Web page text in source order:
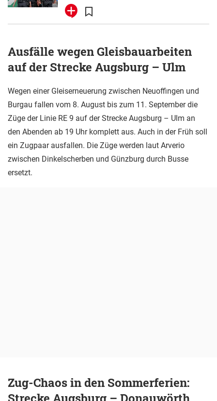
Ausfälle wegen Gleisbauarbeiten
auf der Strecke Augsburg – Ulm
Wegen einer Gleiserneuerung zwischen Neuoffingen und
Burgau fallen vom 8. August bis zum 11. September die
Züge der Linie RE 9 auf der Strecke Augsburg – Ulm an
den Abenden ab 19 Uhr komplett aus. Auch in der Früh soll
ein Zugpaar ausfallen. Die Züge werden laut Arverio
zwischen Dinkelscherben und Günzburg durch Busse
ersetzt.
Zug-Chaos in den Sommerferien:
Strecke Augsburg – Donauwörth